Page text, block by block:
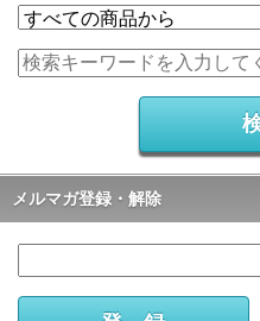
メルマガ登録・解除